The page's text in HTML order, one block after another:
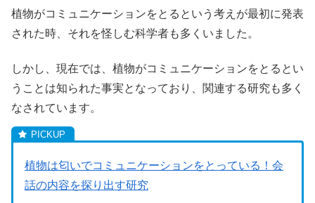
植物がコミュニケーションをとるという考えが最初に発表
された時、それを怪しむ科学者も多くいました。
しかし、現在では、植物がコミュニケーションをとるとい
うことは知られた事実となっており、関連する研究も多く
なされています。
植物は匂いでコミュニケーションをとっている！会
話の内容を探り出す研究